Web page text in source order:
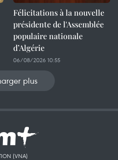
Félicitations à la nouvelle
présidente de l'Assemblée
populaire nationale
d’Algérie
06/08/2026 10:55
plus
(VNA)